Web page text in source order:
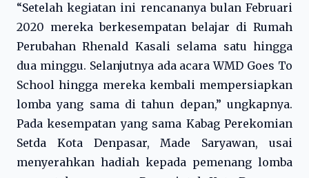
“Setelah kegiatan ini rencananya bulan Februari
2020 mereka berkesempatan belajar di Rumah
Perubahan Rhenald Kasali selama satu hingga
dua minggu. Selanjutnya ada acara WMD Goes To
School hingga mereka kembali mempersiapkan
lomba yang sama di tahun depan,” ungkapnya.
Pada kesempatan yang sama Kabag Perekomian
Setda Kota Denpasar, Made Saryawan, usai
menyerahkan hadiah kepada pemenang lomba